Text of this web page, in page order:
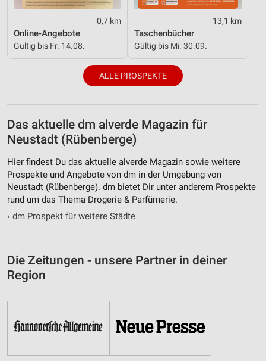
0,7 km
Online-Angebote
Gültig bis Fr. 14.08.
13,1 km
Taschenbücher
Gültig bis Mi. 30.09.
ALLE PROSPEKTE
Das aktuelle dm alverde Magazin für
Neustadt (Rübenberge)
Hier findest Du das aktuelle alverde Magazin sowie weitere
Prospekte und Angebote von dm in der Umgebung von
Neustadt (Rübenberge). dm bietet Dir unter anderem Prospekte
rund um das Thema Drogerie & Parfümerie.
› dm Prospekt für weitere Städte
Die Zeitungen - unsere Partner in deiner
Region
Notwendig